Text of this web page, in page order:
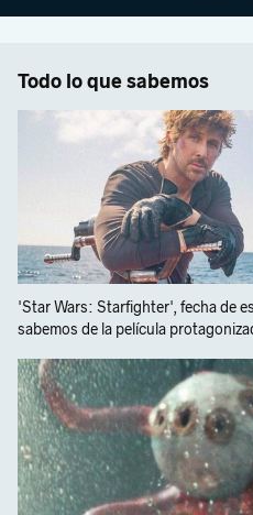
Todo lo que sabemos
'Star Wars: Starfighter', fecha de
sabemos de la película